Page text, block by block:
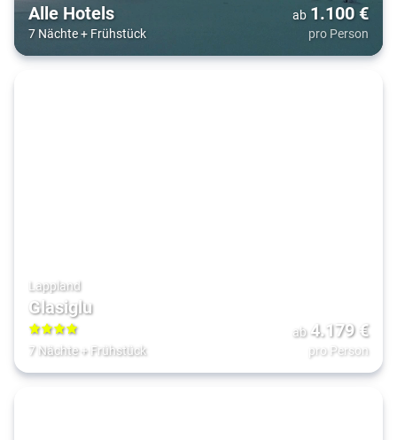
Alle Hotels
7 Nächte+ Frühstück
ab 1.100€
pro Person
Lappland
Glasiglu
4
7 Nächte+ Frühstück
ab 4.179€
pro Person